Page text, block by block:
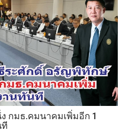
กิจการ
ทหาร
ด้าน
ความ
มั่นคง
แบบ
องค์
รวม
กมธ.คมนาคมเพิ่มอีก 1